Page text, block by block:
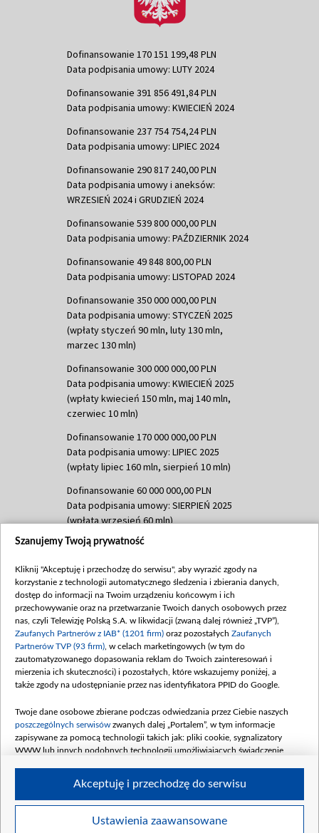
Dofinansowanie 170 151 199,48 PLN
Data podpisania umowy: LUTY 2024
Dofinansowanie 391 856 491,84 PLN
Data podpisania umowy: KWIECIEŃ 2024
Dofinansowanie 237 754 754,24 PLN
Data podpisania umowy: LIPIEC 2024
Dofinansowanie 290 817 240,00 PLN
Data podpisania umowy i aneksów:
WRZESIEŃ 2024 i GRUDZIEŃ 2024
Dofinansowanie 539 800 000,00 PLN
Data podpisania umowy: PAŹDZIERNIK 2024
Dofinansowanie 49 848 800,00 PLN
Data podpisania umowy: LISTOPAD 2024
Dofinansowanie 350 000 000,00 PLN
Data podpisania umowy: STYCZEŃ 2025
(wpłaty styczeń 90 mln, luty 130 mln,
marzec 130 mln)
Dofinansowanie 300 000 000,00 PLN
Data podpisania umowy: KWIECIEŃ 2025
(wpłaty kwiecień 150 mln, maj 140 mln,
czerwiec 10 mln)
Dofinansowanie 170 000 000,00 PLN
Data podpisania umowy: LIPIEC 2025
(wpłaty lipiec 160 mln, sierpień 10 mln)
Dofinansowanie 60 000 000,00 PLN
Data podpisania umowy: SIERPIEŃ 2025
(wpłata wrzesień 60 mln)
Dofinansowanie 635 783 051,21 PLN
(wpłata wrzesień 100 mln, październik 350
mln, listopad 265 mln)
Dofinansowanie 48 862 000,00 PLN
Data podpisania umowy: GRUDZIEŃ 2025
(wpłata grudzień 60,548 mln)
Dofinansowanie 900 000 000,00 PLN
Data podpisania umowy: LUTY 2026 (wpłata
kwiecień 180 mln, 7 maja 180 mln, 8
czerwca 90 mln)
Dofinansowanie 250 000 000,00 PLN
4 sierpnia 250 mln
Szanujemy Twoją prywatność
Kliknij "Akceptuję i przechodzę do serwisu", aby wyrazić zgody na
korzystanie z technologii automatycznego śledzenia i zbierania danych,
dostęp do informacji na Twoim urządzeniu końcowym i ich
przechowywanie oraz na przetwarzanie Twoich danych osobowych przez
nas, czyli Telewizję Polską S.A. w likwidacji (zwaną dalej również „TVP”),
Zaufanych Partnerów z IAB* (1201 firm) oraz pozostałych Zaufanych
Partnerów TVP (93 firm) , w celach marketingowych (w tym do
zautomatyzowanego dopasowania reklam do Twoich zainteresowań i
mierzenia ich skuteczności) i pozostałych, które wskazujemy poniżej, a
także zgody na udostępnianie przez nas identyfikatora PPID do Google.
Twoje dane osobowe zbierane podczas odwiedzania przez Ciebie naszych
poszczególnych serwisów zwanych dalej „Portalem”, w tym informacje
zapisywane za pomocą technologii takich jak: pliki cookie, sygnalizatory
WWW lub innych podobnych technologii umożliwiających świadczenie
Twoje dane osobowe zbierane podczas odwiedzania przez Ciebie
Ustawienia zaawansowane
Akceptuję i przechodzę do serwisu